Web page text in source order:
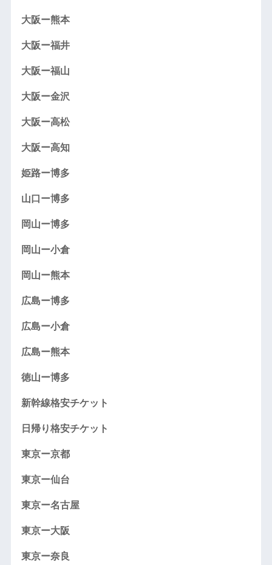
大阪ー熊本
大阪ー福井
大阪ー福山
大阪ー金沢
大阪ー高松
大阪ー高知
姫路ー博多
山口ー博多
岡山ー博多
岡山ー小倉
岡山ー熊本
広島ー博多
広島ー小倉
広島ー熊本
徳山ー博多
新幹線格安チケット
日帰り格安チケット
東京ー京都
東京ー仙台
東京ー名古屋
東京ー大阪
東京ー奈良